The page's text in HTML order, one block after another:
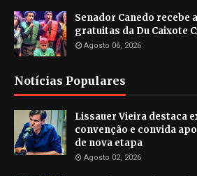
Senador Canedo recebe
gratuitas da Du Caixote
Agosto 06, 2026
Notícias Populares
Lissauer Vieira destaca
convenção e convida
de nova etapa
Agosto 02, 2026